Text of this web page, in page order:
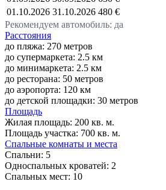
01.10.2026 31.10.2026 480 €
Рекомендуем автомобиль: да
Расстояния
до пляжа: 270 метров
до супермаркета: 2.5 км
до минимаркета: 2.5 км
до ресторана: 50 метров
до аэропорта: 120 км
до детской площадки: 30 метров
Площадь
Жилая площадь: 200 кв. м.
Площадь участка: 700 кв. м.
Спальные комнаты и места
Спальни: 5
Односпальных кроватей: 2
Спальных мест: 10